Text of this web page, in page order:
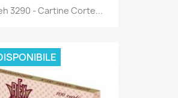
Anteprima
3290 - Cartine Corte...